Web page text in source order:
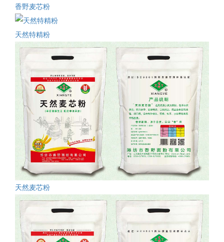
香野麦芯粉
天然特精粉
天然麦芯粉